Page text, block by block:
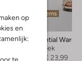
op
en
te
Laatste items
My Essential
Korte broek
€ 59,99
€ 23,99